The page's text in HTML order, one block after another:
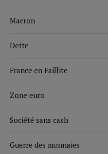
Macron
Dette
France en Faillite
Zone euro
Société sans cash
Guerre des monnaies